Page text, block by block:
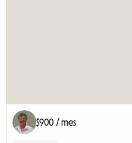
$900 / mes